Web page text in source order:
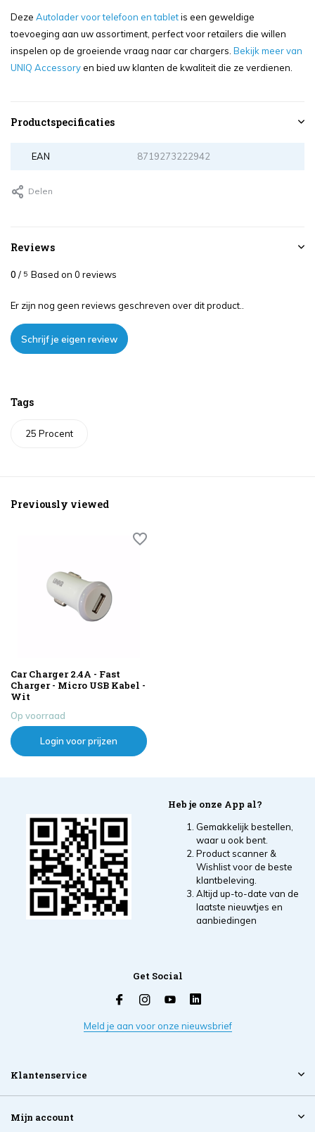
Deze Autolader voor telefoon en tabletis een geweldige
toevoeging aan uw assortiment, perfect voor retailers die willen
inspelen op de groeiende vraag naar car chargers. Bekijk meer van
UNIQ Accessoryen bied uw klanten de kwaliteit die ze verdienen.
Productspecificaties
EAN 8719273222942
Delen
Reviews
0 / 5 Based on 0 reviews
Er zijn nog geen reviews geschreven over dit product..
Schrijf je eigen review
Tags
25 Procent
Previously viewed
Car Charger 2.4A - Fast
Charger - Micro USB Kabel -
Wit
Op voorraad
Login voor prijzen
Heb je onze App al?
Gemakkelijk bestellen,
waar u ook bent.
Product scanner &
Wishlist voor de beste
klantbeleving.
Altijd up-to-date van de
laatste nieuwtjes en
aanbiedingen
Get Social
Meld je aan voor onze nieuwsbrief
Klantenservice
Mijn account